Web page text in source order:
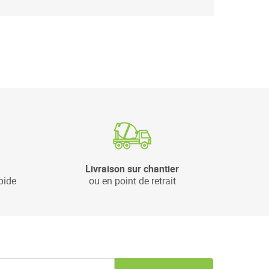
Livraison sur chantier
ou en point de retrait